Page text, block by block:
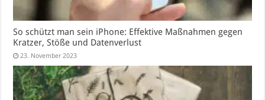
So schützt man sein iPhone: Effektive Maßnahmen gegen
Kratzer, Stöße und Datenverlust
23. November 2023